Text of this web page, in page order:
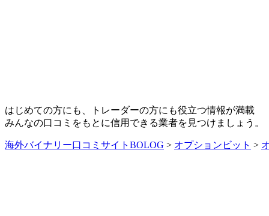
はじめての方にも、トレーダーの方にも役立つ情報が満載
みんなの口コミをもとに信用できる業者を見つけましょう。
海外バイナリー口コミサイトBOLOG > オプションビット >